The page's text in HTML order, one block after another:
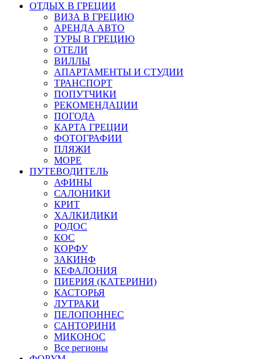
ОТДЫХ В ГРЕЦИИ
ВИЗА В ГРЕЦИЮ
АРЕНДА АВТО
ТУРЫ В ГРЕЦИЮ
ОТЕЛИ
ВИЛЛЫ
АПАРТАМЕНТЫ И СТУДИИ
ТРАНСПОРТ
ПОПУТЧИКИ
РЕКОМЕНДАЦИИ
ПОГОДА
КАРТА ГРЕЦИИ
ФОТОГРАФИИ
ПЛЯЖИ
МОРЕ
ПУТЕВОДИТЕЛЬ
АФИНЫ
САЛОНИКИ
КРИТ
ХАЛКИДИКИ
РОДОС
КОС
КОРФУ
ЗАКИНФ
КЕФАЛОНИЯ
ПИЕРИЯ (КАТЕРИНИ)
КАСТОРЬЯ
ЛУТРАКИ
ПЕЛОПОННЕС
САНТОРИНИ
МИКОНОС
Все регионы